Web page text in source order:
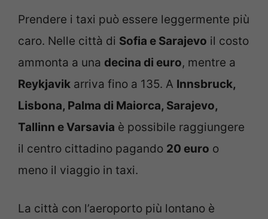
Prendere i taxi può essere leggermente più
caro. Nelle città di Sofia e Sarajevo il costo
ammonta a una decina di euro, mentre a
Reykjavik arriva fino a 135. A Innsbruck,
Lisbona, Palma di Maiorca, Sarajevo,
Tallinn e Varsavia è possibile raggiungere
il centro cittadino pagando 20 euro o
meno il viaggio in taxi.
La città con l’aeroporto più lontano è